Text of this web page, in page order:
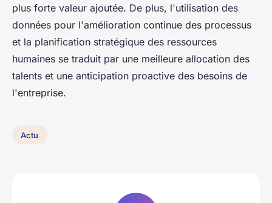
plus forte valeur ajoutée. De plus, l'utilisation des
données pour l'amélioration continue des processus
et la planification stratégique des ressources
humaines se traduit par une meilleure allocation des
talents et une anticipation proactive des besoins de
l'entreprise.
Actu